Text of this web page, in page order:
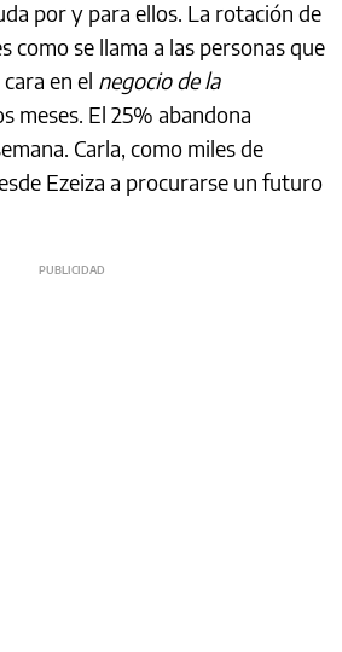
por y para ellos. La rotación de
como se llama a las personas que
en el negocio de la
meses. El 25% abandona
Carla, como miles de
Ezeiza a procurarse un futuro